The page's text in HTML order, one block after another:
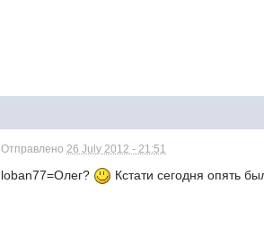
Отправлено26 July 2012 - 21:51
loban77=Олег? Кстати сегодня опять